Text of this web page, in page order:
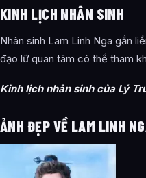
KINH LỊCH NHÂN SINH
Nhân sinh Lam Linh Nga gắn
đạo lữ quan tâm có thể tham
Kinh lịch nhân sinh của Lý
ẢNH ĐẸP VỀ LAM LINH